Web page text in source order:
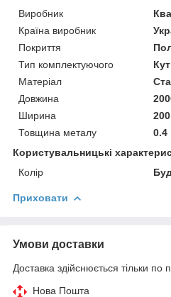
Виробник
Країна виробник
Покриття
Тип комплектуючого
Матеріал
Довжина
Ширина
Товщина металу
0.4
Користувальницькі
Колір
Приховати
Умови доставки
Доставка здійснюється тільки по
Нова Пошта